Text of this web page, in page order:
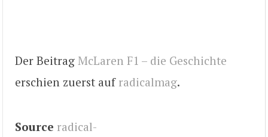
Der Beitrag McLaren F1 – die Geschichte
erschien zuerst auf radicalmag.
Source radical-